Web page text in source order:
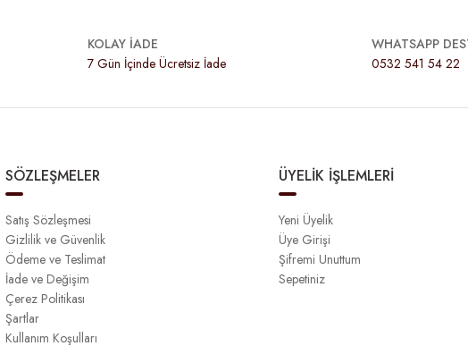
KOLAY İADE
7 Gün İçinde Ücretsiz İade
WHATSAPP
0532 541 54 22
SÖZLEŞMELER
Satış Sözleşmesi
Gizlilik ve Güvenlik
Ödeme ve Teslimat
İade ve Değişim
Çerez Politikası
Şartlar
Kullanım Koşulları
ÜYELİK İŞLEMLERİ
Yeni Üyelik
Üye Girişi
Şifremi Unuttum
Sepetiniz